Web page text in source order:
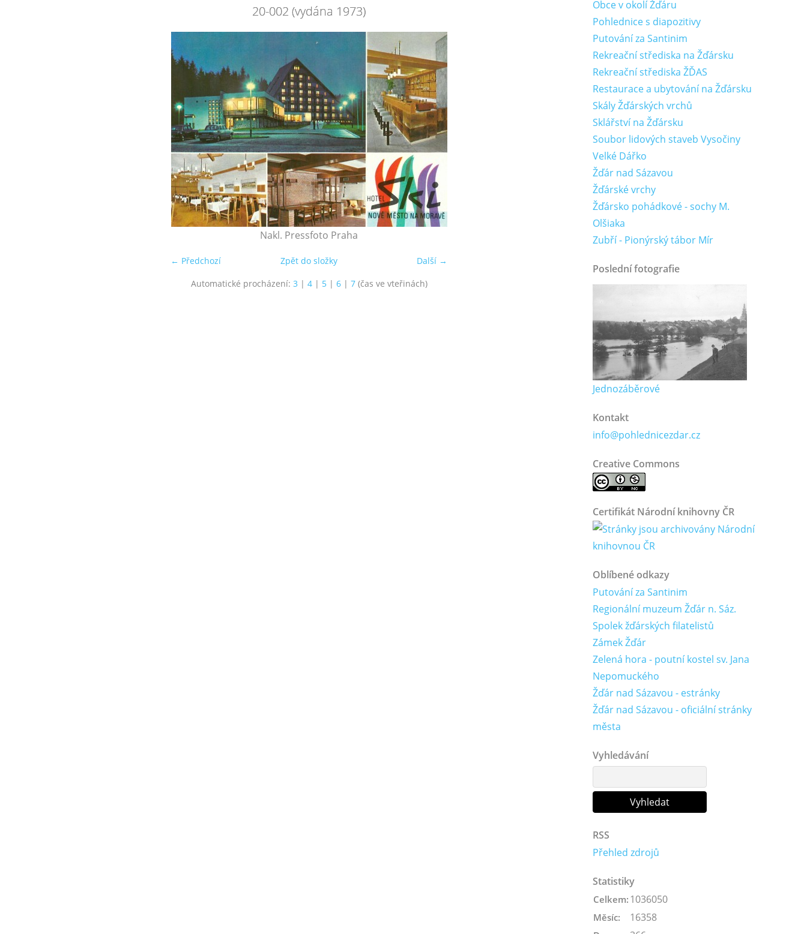
20-002 (vydána 1973)
Nakl. Pressfoto Praha
← Předchozí Další →
Zpět do složky
Automatické procházení: 3 | 4| 5| 6| 7(čas ve vteřinách)
Obce v okolí Žďáru
Pohlednice s diapozitivy
Putování za Santinim
Rekreační střediska na Žďársku
Rekreační střediska ŽĎAS
Restaurace a ubytování na Žďársku
Skály Žďárských vrchů
Sklářství na Žďársku
Soubor lidových staveb Vysočiny
Velké Dářko
Žďár nad Sázavou
Žďárské vrchy
Žďársko pohádkové - sochy M.
Olšiaka
Zubří - Pionýrský tábor Mír
Poslední fotografie
Jednozáběrové
Kontakt
info@pohlednicezdar.cz
Creative Commons
Certifikát Národní knihovny ČR
Oblíbené odkazy
Putování za Santinim
Regionální muzeum Žďár n. Sáz.
Spolek žďárských filatelistů
Zámek Žďár
Zelená hora - poutní kostel sv. Jana
Nepomuckého
Žďár nad Sázavou - estránky
Žďár nad Sázavou - oficiální stránky
města
Vyhledávání
RSS
Přehled zdrojů
Statistiky
Celkem: 1036050
Měsíc: 16358